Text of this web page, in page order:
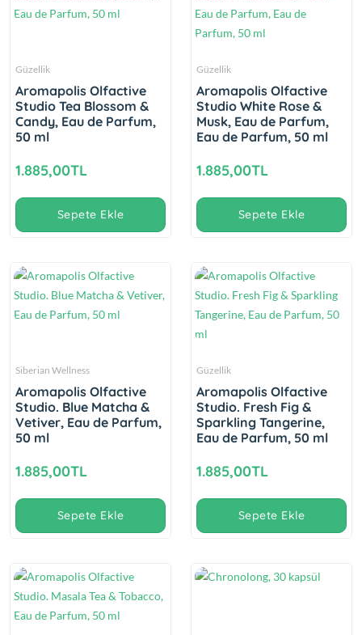
Güzellik
Aromapolis Olfactive
Studio Tea Blossom &
Candy, Eau de Parfum,
50 ml
1.885,00TL
Sepete Ekle
Güzellik
Aromapolis Olfactive
Studio White Rose &
Musk, Eau de Parfum,
Eau de Parfum, 50 ml
1.885,00TL
Sepete Ekle
Siberian Wellness
Aromapolis Olfactive
Studio. Blue Matcha &
Vetiver, Eau de Parfum,
50 ml
1.885,00TL
Sepete Ekle
Güzellik
Aromapolis Olfactive
Studio. Fresh Fig &
Sparkling Tangerine,
Eau de Parfum, 50 ml
1.885,00TL
Sepete Ekle